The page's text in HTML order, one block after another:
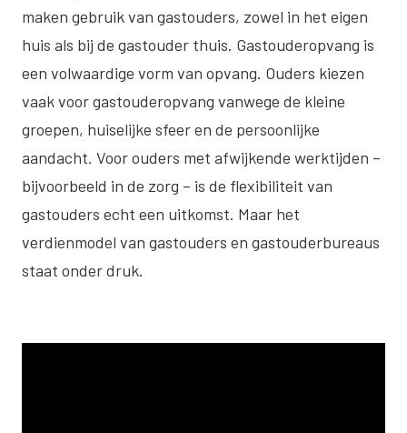
maken gebruik van gastouders, zowel in het eigen
huis als bij de gastouder thuis. Gastouderopvang is
een volwaardige vorm van opvang. Ouders kiezen
vaak voor gastouderopvang vanwege de kleine
groepen, huiselijke sfeer en de persoonlijke
aandacht. Voor ouders met afwijkende werktijden –
bijvoorbeeld in de zorg – is de flexibiliteit van
gastouders echt een uitkomst. Maar het
verdienmodel van gastouders en gastouderbureaus
staat onder druk.